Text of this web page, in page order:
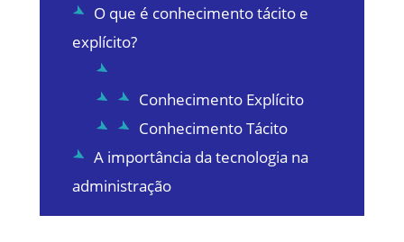
O que é conhecimento tácito e
explícito?
Conhecimento Explícito
Conhecimento Tácito
A importância da tecnologia na
administração